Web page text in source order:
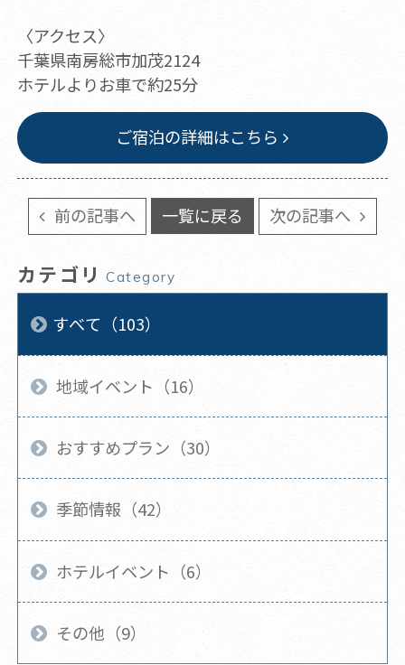
〈アクセス〉
千葉県南房総市加茂2124
ホテルよりお車で約25分
ご宿泊の詳細はこちら
前の記事へ 一覧に戻る 次の記事へ
カテゴリ Category
すべて（103）
地域イベント（16）
おすすめプラン（30）
季節情報（42）
ホテルイベント（6）
その他（9）